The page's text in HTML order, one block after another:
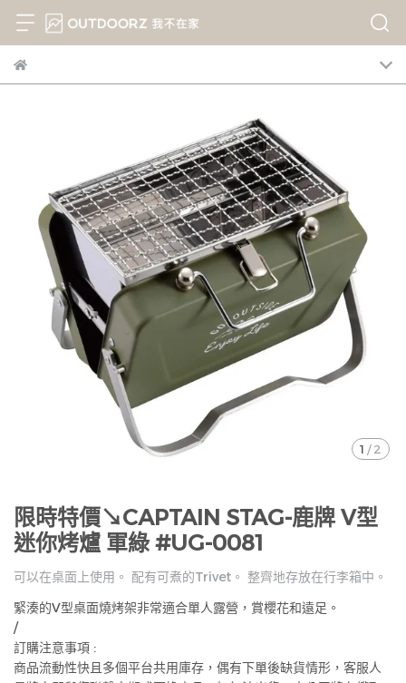
1 / 2
限時特價↘CAPTAIN STAG-鹿牌 V型
迷你烤爐 軍綠 #UG-0081
可以在桌面上使用。 配有可煮的Trivet。 整齊地存放在行李箱中。
緊湊的V型桌面燒烤架非常適合單人露營，賞櫻花和遠足。
/
訂購注意事項 :
商品流動性快且多個平台共用庫存，偶有下單後缺貨情形，客服人